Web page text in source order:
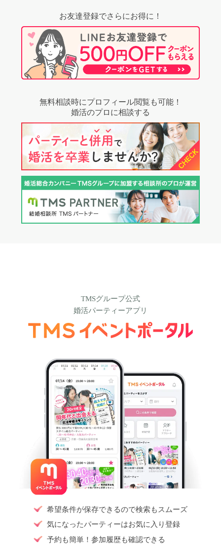
お友達登録でさらにお得に！
無料相談時にプロフィール閲覧も可能！
婚活のプロに相談する
TMSグループ公式
婚活パーティーアプリ
希望条件が保存できるので検索もスムーズ
気になったパーティーはお気に入り登録
予約も簡単！参加履歴も確認できる